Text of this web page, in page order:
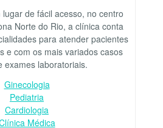
de fácil acesso, no centro
Norte do Rio, a clínica conta
para atender pacientes
e com os mais variados casos
exames laboratoriais.
Ginecologia
Pediatria
Cardiologia
Médica